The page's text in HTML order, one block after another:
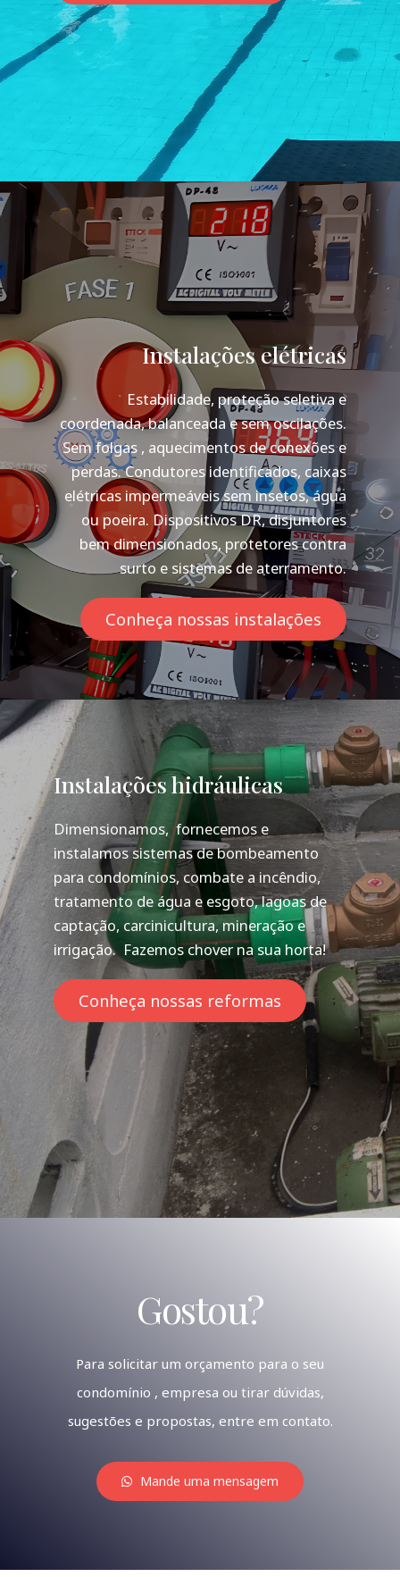
Instalações elétricas
Estabilidade, proteção seletiva e
coordenada, balanceada e sem oscilações.
Sem folgas , aquecimentos de conexões e
perdas. Condutores identificados, caixas
elétricas impermeáveis sem insetos, água
ou poeira. Dispositivos DR, disjuntores
bem dimensionados, protetores contra
surto e sistemas de aterramento.
Conheça nossas instalações
Instalações hidráulicas
Dimensionamos, fornecemos e
instalamos sistemas de bombeamento
para condomínios, combate a incêndio,
tratamento de água e esgoto, lagoas de
captação, carcinicultura, mineração e
irrigação. Fazemos chover na sua horta!
Conheça nossas reformas
Gostou?
Para solicitar um orçamento para o seu
condomínio , empresa ou tirar dúvidas,
sugestões e propostas, entre em contato.
Mande uma mensagem